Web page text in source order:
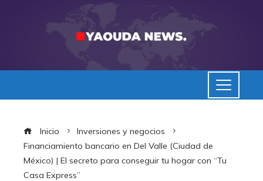
Inicio
Inversiones y negocios
Financiamiento bancario en Del Valle (Ciudad de
México) | El secreto para conseguir tu hogar con “Tu
Casa Express”